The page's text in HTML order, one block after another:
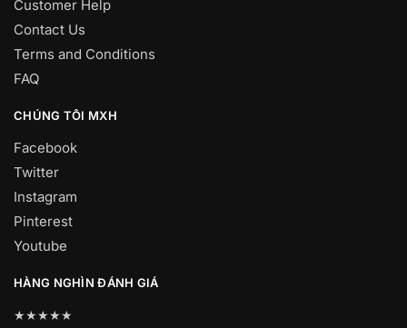
Customer Help
Contact Us
Terms and Conditions
FAQ
CHÚNG TÔI MXH
Facebook
Twitter
Instagram
Pinterest
Youtube
HÀNG NGHÌN ĐÁNH GIÁ
★★★★★